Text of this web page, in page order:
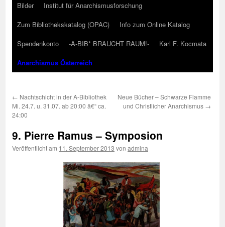
Bilder
Institut für Anarchismusforschung
Zum Bibliothekskatalog (OPAC)
Info zum Online Katalog
Spendenkonto
-A-BIB* BRAUCHT RAUM!-
Karl F. Kocmata
Anarchismus Österreich
← Nachtschicht in der A-Bibliothek
Mi. 24.7. u. 31.07. ab 20:00 â€“ ca.
24:00
Neue Bücher – Schwarze Flamme
und Christlicher Anarchismus →
9. Pierre Ramus – Symposion
Veröffentlicht am 11. September 2013 von admina